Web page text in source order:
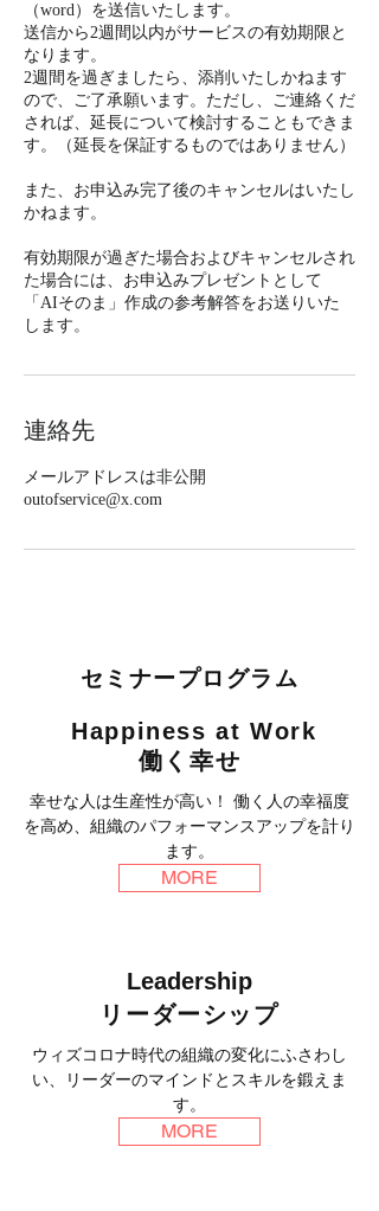
（word）を送信いたします。
送信から2週間以内がサービスの有効期限と
なります。
2週間を過ぎましたら、添削いたしかねます
ので、ご了承願います。ただし、ご連絡くだ
されば、延長について検討することもできま
す。（延長を保証するものではありません）
また、お申込み完了後のキャンセルはいたし
かねます。
有効期限が過ぎた場合およびキャンセルされ
た場合には、お申込みプレゼントとして
「AIそのま」作成の参考解答をお送りいた
します。
連絡先
メールアドレスは非公開
outofservice@x.com
セミナープログラム
Happiness at Work
​働く幸せ
幸せな人は生産性が高い！ 働く人の幸福度
を高め、組織のパフォーマンスアップを計り
ます。
MORE
Leadership
リーダーシップ
ウィズコロナ時代の組織の変化にふさわし
い、リーダーのマインドとスキルを鍛えま
す。
MORE